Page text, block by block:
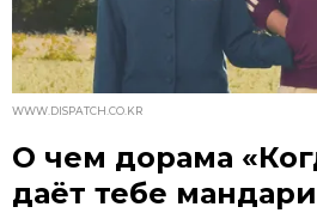
WWW.DISPATCH.CO.KR
О чем дорама
даёт тебе